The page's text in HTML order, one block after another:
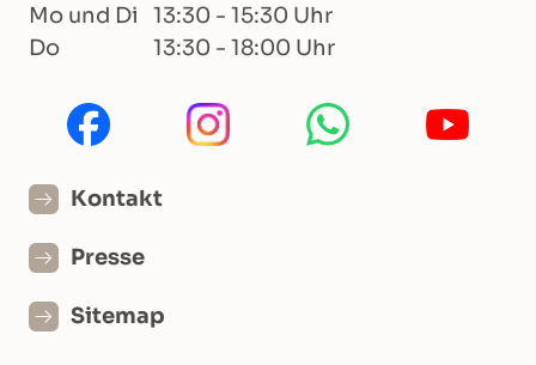
Mo und Di
13:30 - 15:30 Uhr
Do
13:30 - 18:00 Uhr
Kontakt
Presse
Sitemap